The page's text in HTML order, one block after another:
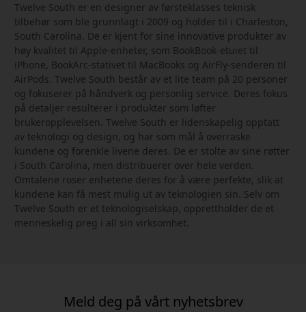
Twelve South er en designer av førsteklasses teknisk
tilbehør som ble grunnlagt i 2009 og holder til i Charleston,
South Carolina. De er kjent for sine innovative produkter av
høy kvalitet til Apple-enheter, som BookBook-etuiet til
iPhone, BookArc-stativet til MacBooks og AirFly-senderen til
AirPods. Twelve South består av et lite team på 20 personer
og fokuserer på håndverk og personlig service. Deres fokus
på detaljer resulterer i produkter som løfter
brukeropplevelsen. Twelve South er lidenskapelig opptatt
av teknologi og design, og har som mål å overraske
kundene og forenkle livene deres. De er stolte av sine røtter
i South Carolina, men distribuerer over hele verden.
Omtalene roser enhetene deres for å være perfekte, slik at
kundene kan få mest mulig ut av teknologien sin. Selv om
Twelve South er et teknologiselskap, opprettholder de et
menneskelig preg i all sin virksomhet.
Meld deg på vårt nyhetsbrev